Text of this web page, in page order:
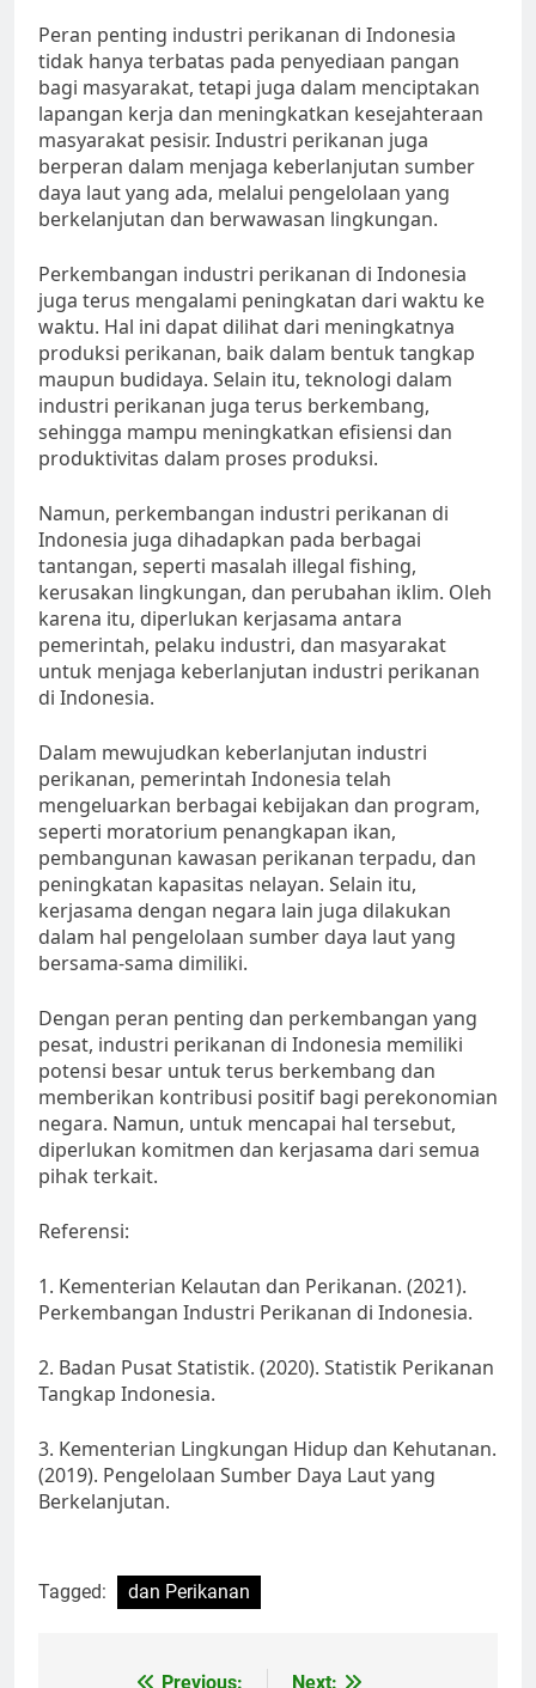
Peran penting industri perikanan di Indonesia
tidak hanya terbatas pada penyediaan pangan
bagi masyarakat, tetapi juga dalam menciptakan
lapangan kerja dan meningkatkan kesejahteraan
masyarakat pesisir. Industri perikanan juga
berperan dalam menjaga keberlanjutan sumber
daya laut yang ada, melalui pengelolaan yang
berkelanjutan dan berwawasan lingkungan.
Perkembangan industri perikanan di Indonesia
juga terus mengalami peningkatan dari waktu ke
waktu. Hal ini dapat dilihat dari meningkatnya
produksi perikanan, baik dalam bentuk tangkap
maupun budidaya. Selain itu, teknologi dalam
industri perikanan juga terus berkembang,
sehingga mampu meningkatkan efisiensi dan
produktivitas dalam proses produksi.
Namun, perkembangan industri perikanan di
Indonesia juga dihadapkan pada berbagai
tantangan, seperti masalah illegal fishing,
kerusakan lingkungan, dan perubahan iklim. Oleh
karena itu, diperlukan kerjasama antara
pemerintah, pelaku industri, dan masyarakat
untuk menjaga keberlanjutan industri perikanan
di Indonesia.
Dalam mewujudkan keberlanjutan industri
perikanan, pemerintah Indonesia telah
mengeluarkan berbagai kebijakan dan program,
seperti moratorium penangkapan ikan,
pembangunan kawasan perikanan terpadu, dan
peningkatan kapasitas nelayan. Selain itu,
kerjasama dengan negara lain juga dilakukan
dalam hal pengelolaan sumber daya laut yang
bersama-sama dimiliki.
Dengan peran penting dan perkembangan yang
pesat, industri perikanan di Indonesia memiliki
potensi besar untuk terus berkembang dan
memberikan kontribusi positif bagi perekonomian
negara. Namun, untuk mencapai hal tersebut,
diperlukan komitmen dan kerjasama dari semua
pihak terkait.
Referensi:
1. Kementerian Kelautan dan Perikanan. (2021).
Perkembangan Industri Perikanan di Indonesia.
2. Badan Pusat Statistik. (2020). Statistik Perikanan
Tangkap Indonesia.
3. Kementerian Lingkungan Hidup dan Kehutanan.
(2019). Pengelolaan Sumber Daya Laut yang
Berkelanjutan.
Tagged: dan Perikanan
Previous: Next: